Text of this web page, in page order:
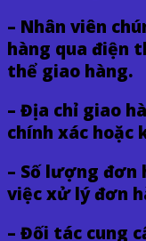
– Nhân viên
hàng qua điện
thể giao hàng.
– Địa chỉ giao
chính xác hoặc
– Số lượng
việc xử lý đơn
– Đối tác cung